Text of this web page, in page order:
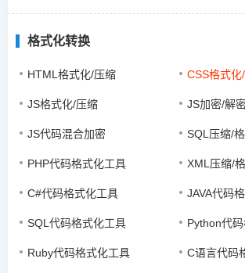
格式化转换
HTML格式化/压缩 CSS格式化
JS格式化/压缩 JS加密/解
JS代码混合加密 SQL压缩/
PHP代码格式化工具 XML压缩/
C#代码格式化工具 JAVA代码
SQL代码格式化工具 Python代
Ruby代码格式化工具 C语言代码